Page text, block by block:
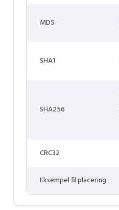
MD5
SHA1
SHA256
CRC32
Eksempel fil placering